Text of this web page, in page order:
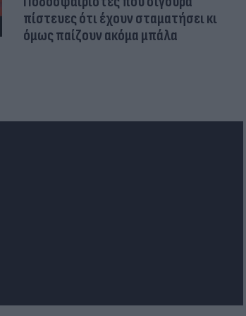
πίστευες ότι έχουν σταματήσει κι
όμως παίζουν ακόμα μπάλα